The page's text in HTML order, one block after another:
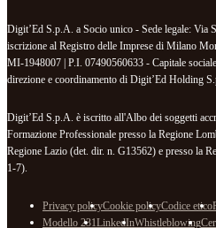
Digit’Ed S.p.A. a Socio unico - Sede legale: Via
iscrizione al Registro delle Imprese di Milano
MI-1948007 | P.I. 07490560633 - Capitale
direzione e coordinamento di Digit’Ed Holding
Digit’Ed S.p.A. è iscritto all'Albo dei soggetti
Formazione Professionale presso la Regione
Regione Lazio (det. dir. n. G13562) e presso la
1-7).
Privacy policyCookie policyCodice etico
Modello 231LinkedInWhistleblowing